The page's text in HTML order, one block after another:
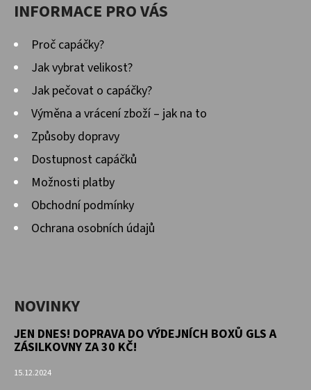
INFORMACE PRO VÁS
Proč capáčky?
Jak vybrat velikost?
Jak pečovat o capáčky?
Výměna a vrácení zboží – jak na to
Způsoby dopravy
Dostupnost capáčků
Možnosti platby
Obchodní podmínky
Ochrana osobních údajů
NOVINKY
JEN DNES! DOPRAVA DO VÝDEJNÍCH BOXŮ GLS A
ZÁSILKOVNY ZA 30 KČ!
15.12.2024